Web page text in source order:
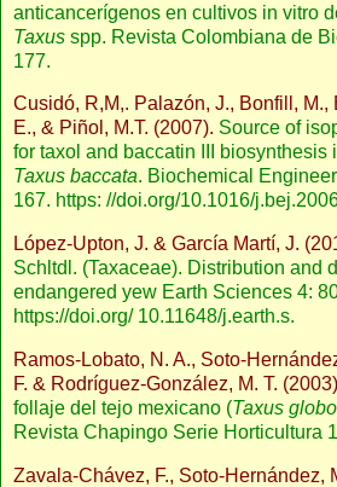
anticancerígenos en cultivos in vitro
Taxus spp. Revista Colombiana de
177.
Cusidó, R,M,. Palazón, J., Bonfill, M.,
E., & Piñol, M.T. (2007). Source of
for taxol and baccatin III biosynthesis
Taxus baccata. Biochemical
167. https: //doi.org/10.1016/
López-Upton, J. & García Martí, J.
Schltdl. (Taxaceae). Distribution and
endangered yew Earth Sciences 4:
https://doi.org/ 10.11648/j.earth.s.
Ramos-Lobato, N. A., Soto-
F. & Rodríguez-González, M. T. (2003)
follaje del tejo mexicano (Taxus
Revista Chapingo Serie Horticultura
Zavala-Chávez, F., Soto-Hernández,